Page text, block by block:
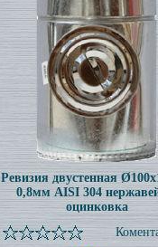
Ревизия двустенная
0,8мм AISI 304
оцинковка